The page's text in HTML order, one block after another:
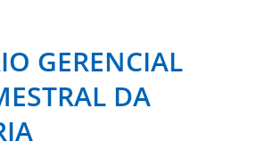
GERENCIAL
DA